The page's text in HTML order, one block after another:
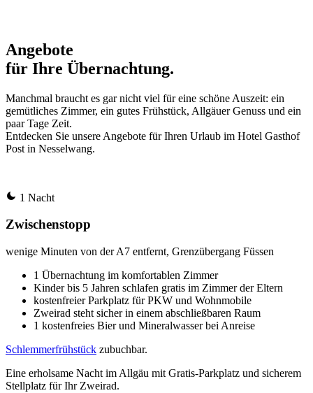
Angebote
für Ihre Übernachtung.
Manchmal braucht es gar nicht viel für eine schöne Auszeit: ein
gemütliches Zimmer, ein gutes Frühstück, Allgäuer Genuss und ein
paar Tage Zeit.
Entdecken Sie unsere Angebote für Ihren Urlaub im Hotel Gasthof
Post in Nesselwang.
1 Nacht
Zwischenstopp
wenige Minuten von der A7 entfernt, Grenzübergang Füssen
1 Übernachtung im komfortablen Zimmer
Kinder bis 5 Jahren schlafen gratis im Zimmer der Eltern
kostenfreier Parkplatz für PKW und Wohnmobile
Zweirad steht sicher in einem abschließbaren Raum
1 kostenfreies Bier und Mineralwasser bei Anreise
Schlemmerfrühstück zubuchbar.
Eine erholsame Nacht im Allgäu mit Gratis-Parkplatz und sicherem
Stellplatz für Ihr Zweirad.